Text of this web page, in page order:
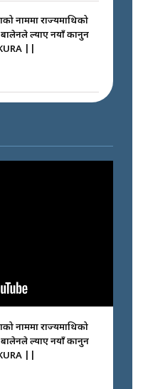
नाममा राज्यमाथिको
बालेनले ल्याए नयाँ कानुन
||
breaking
set foot with
: कप्तानगञ्जबाट
निभाउनेहरू ||
|| THE REPORTER
नाममा राज्यमाथिको
बालेनले ल्याए नयाँ कानुन
||